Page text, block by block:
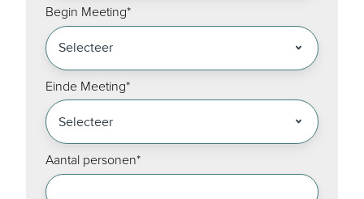
Begin Meeting*
Einde Meeting*
Aantal personen*